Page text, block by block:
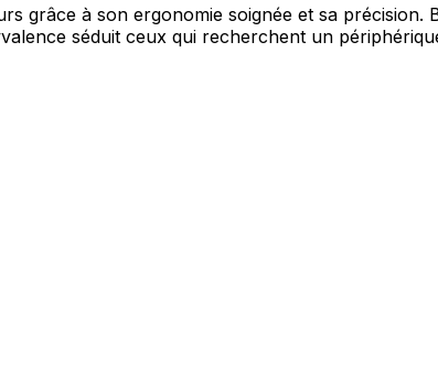
grâce à son ergonomie soignée et sa
séduit ceux qui recherchent un